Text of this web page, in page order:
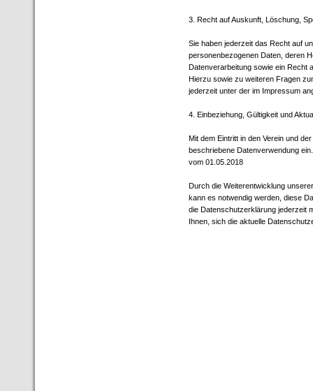
3. Recht auf Auskunft, Löschung,
Sie haben jederzeit das Recht auf
personenbezogenen Daten, deren
Datenverarbeitung sowie ein Recht
Hierzu sowie zu weiteren Fragen
jederzeit unter der im Impressum
4. Einbeziehung, Gültigkeit und
Mit dem Eintritt in den Verein und
beschriebene Datenverwendung
vom 01.05.2018
Durch die Weiterentwicklung
kann es notwendig werden, diese
die Datenschutzerklärung jederzeit
Ihnen, sich die aktuelle